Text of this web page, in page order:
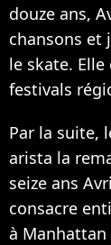
douze ans,
chansons et
le skate.
festivals
Par la suite,
arista la
seize ans
consacre
à